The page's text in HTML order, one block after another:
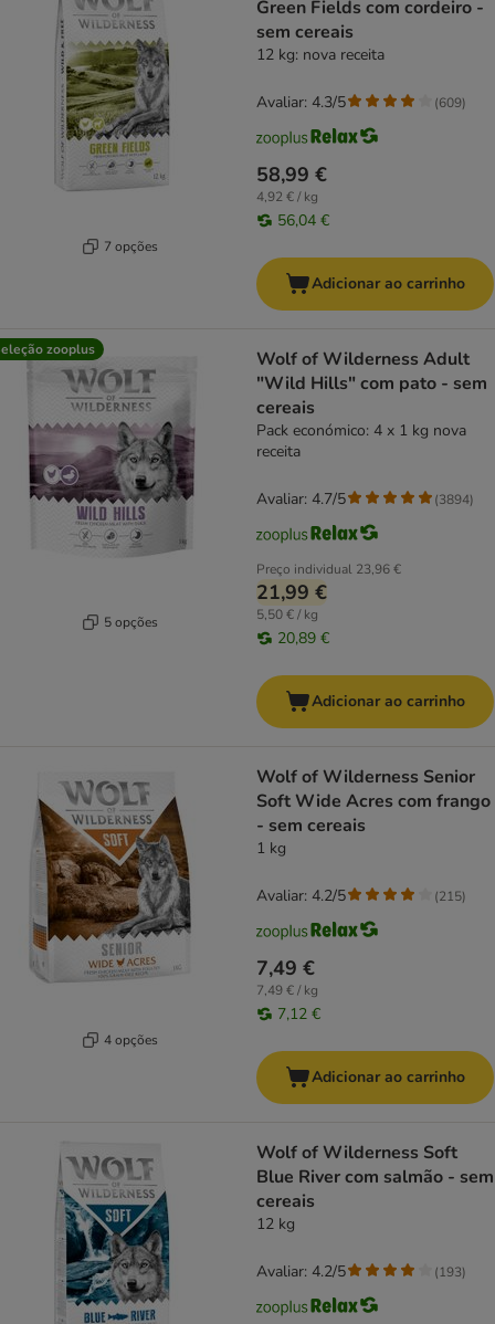
7 opções
Green Fields com cordeiro -
sem cereais
12 kg: nova receita
58,99 €
4,92 € / kg
56,04 €
Avaliar: 4.3/5 (609)
Adicionar ao carrinho
zooplus
5 opções
Wolf of Wilderness Adult
"Wild Hills" com pato - sem
cereais
Pack económico: 4 x 1 kg nova
receita
Preço individual 23,96 €
21,99 €
5,50 € / kg
20,89 €
Avaliar: 4.7/5 (3894)
Adicionar ao carrinho
4 opções
Wolf of Wilderness Senior
Soft Wide Acres com frango
- sem cereais
1 kg
7,49 €
7,49 € / kg
7,12 €
Avaliar: 4.2/5 (215)
Adicionar ao carrinho
Wolf of Wilderness Soft
Blue River com salmão - sem
cereais
12 kg
Avaliar: 4.2/5 (193)